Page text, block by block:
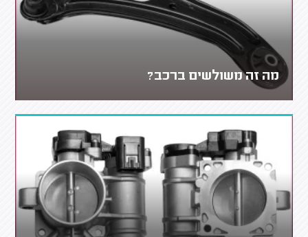
מה זה משולשים ברכב?